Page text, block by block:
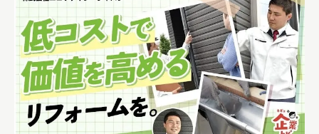
修繕のコツ
外壁雨漏り対策に効く最新ロープアクセス工
法
無足場ロープアクセス工法の特徴と費用
削減効果一覧